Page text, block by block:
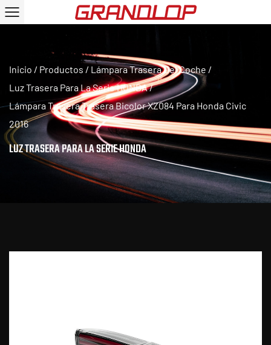
Inicio / Productos / Lámpara Trasera Del Coche /
Luz Trasera Para La Serie HONDA/
Lámpara Trasera Trasera Bicolor XZ084 Para Honda Civic
2016
LUZ TRASERA PARA LA SERIE HONDA